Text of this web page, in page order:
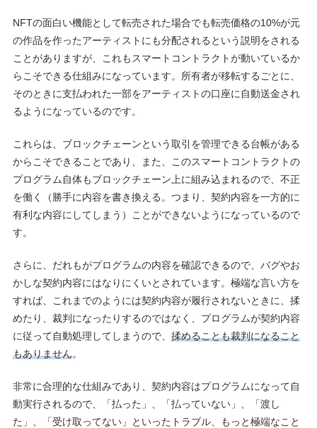
NFTの面白い機能として転売された場合でも転売価格の10%が元
の作品を作ったアーティストにも分配されるという説明をされる
ことがありますが、これもスマートコントラクトが動いているか
らこそできる仕組みになっています。所有者が移転するごとに、
そのときに支払われた一部をアーティストの口座に自動送金され
るようになっているのです。
これらは、ブロックチェーンという取引を管理できる台帳がある
からこそできることであり、また、このスマートコントラクトの
プログラム自体もブロックチェーン上に組み込まれるので、不正
を働く（勝手に内容を書き換える。つまり、契約内容を一方的に
有利な内容にしてしまう）ことができないようになっているので
す。
さらに、だれもがプログラムの内容を確認できるので、バグやお
かしな契約内容にはなりにくいとされています。極端な言い方を
すれば、これまでのようには契約内容が履行されないときに、揉
めたり、裁判になったりするのではなく、プログラムが契約内容
に従って自動処理してしまうので、 揉めることも裁判になること
もありません。
非常に合理的な仕組みであり、契約内容はプログラムになって自
動実行されるので、「払った」、「払っていない」、「渡し
た」、「受け取ってない」といったトラブル、もっと極端なこと